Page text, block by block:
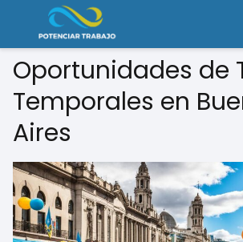
Oportunidades de
Temporales en
Aires